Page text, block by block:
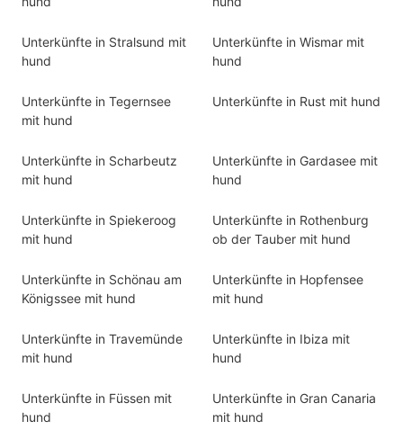
Unterkünfte in Stralsund mit
hund
Unterkünfte in Wismar mit
hund
Unterkünfte in Tegernsee
mit hund
Unterkünfte in Rust mit hund
Unterkünfte in Scharbeutz
mit hund
Unterkünfte in Gardasee mit
hund
Unterkünfte in Spiekeroog
mit hund
Unterkünfte in Rothenburg
ob der Tauber mit hund
Unterkünfte in Schönau am
Königssee mit hund
Unterkünfte in Hopfensee
mit hund
Unterkünfte in Travemünde
mit hund
Unterkünfte in Ibiza mit
hund
Unterkünfte in Füssen mit
hund
Unterkünfte in Gran Canaria
mit hund